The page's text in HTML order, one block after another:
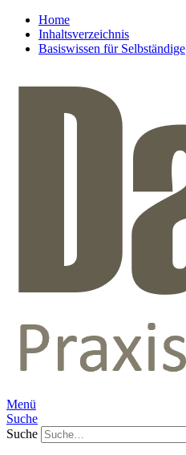
Home
Inhaltsverzeichnis
Basiswissen für Selbständige
Menü
Suche
Suche